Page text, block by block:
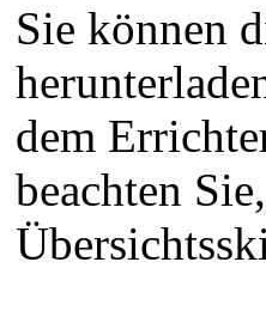
Sie können
dem
beachten